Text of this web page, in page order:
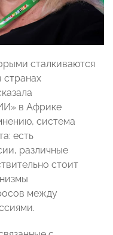
сталкиваются
странах
в Африке
система
есть
различные
стоит
между